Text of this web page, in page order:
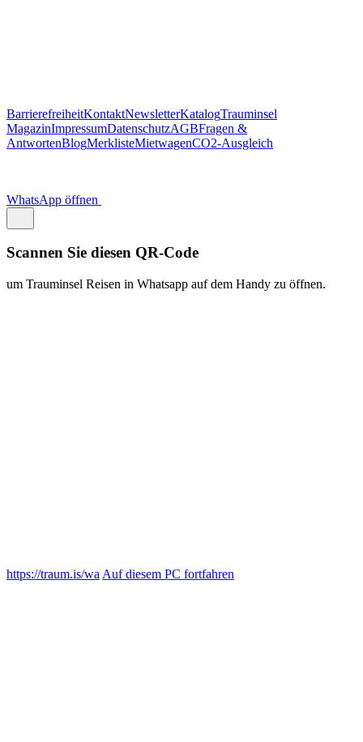
Scannen Sie diesen QR-Code